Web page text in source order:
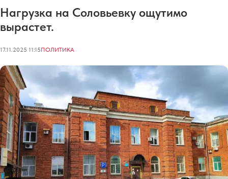
Нагрузка на Соловьевку ощутимо
вырастет.
17.11.2025 11:15ПОЛИТИКА